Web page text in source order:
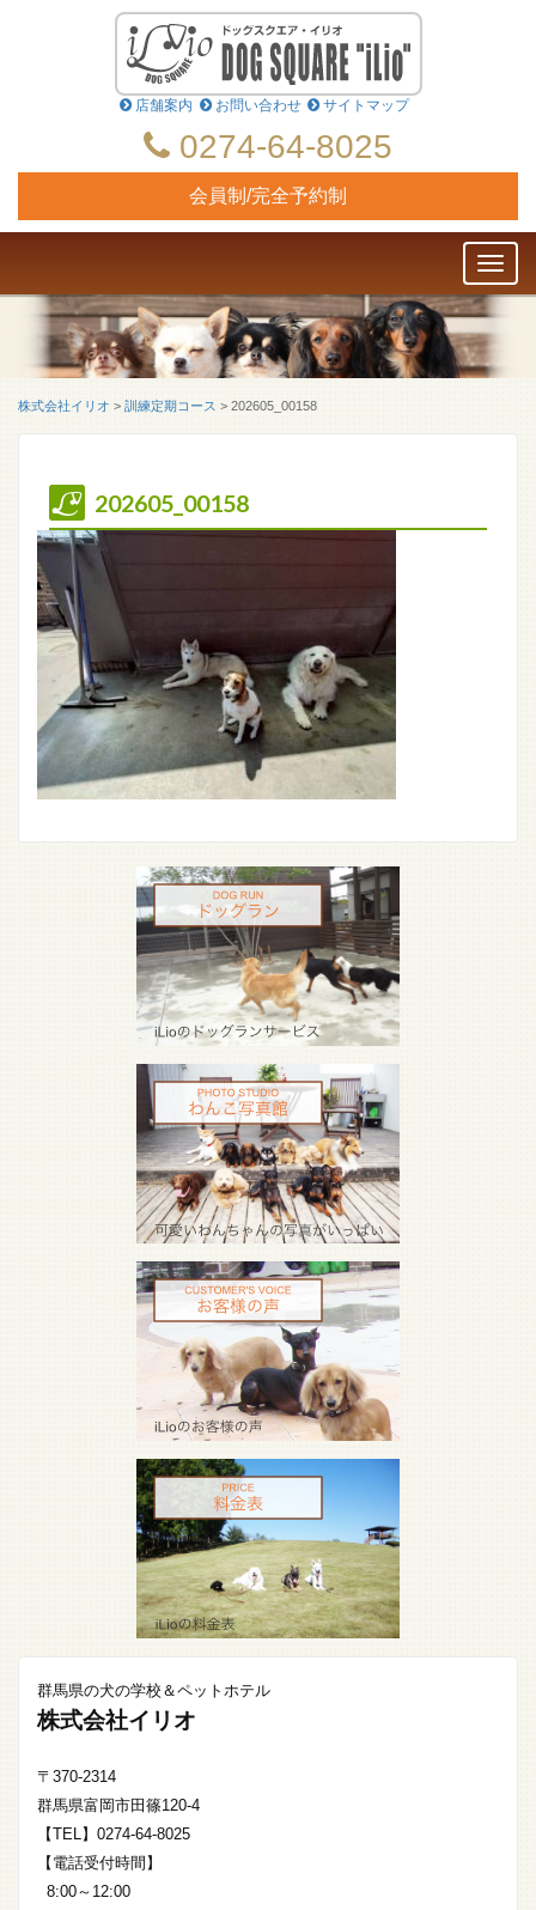
店舗案内 お問い合わせ サイトマップ
0274-64-8025
会員制/完全予約制
株式会社イリオ > 訓練定期コース > 202605_00158
202605_00158
群馬県の犬の学校＆ペットホテル
株式会社イリオ
〒370-2314
群馬県富岡市田篠120-4
【TEL】0274-64-8025
【電話受付時間】
8:00～12:00